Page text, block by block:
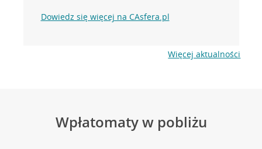
Dowiedz się więcej na CAsfera.pl
Więcej aktualności
Wpłatomaty w pobliżu